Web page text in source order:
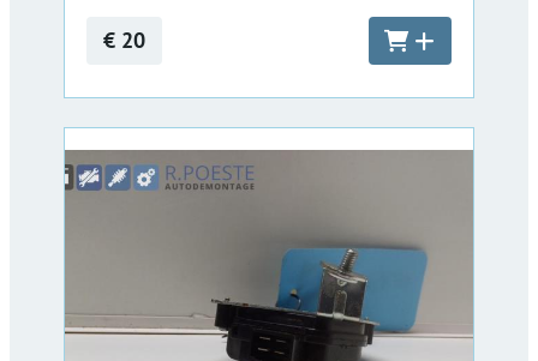
€ 20